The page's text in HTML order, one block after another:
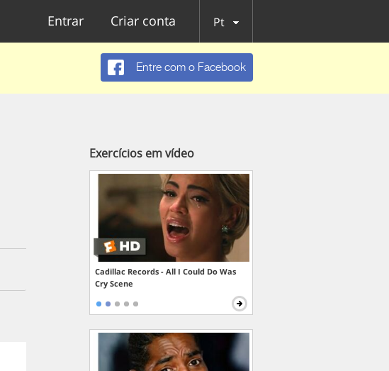
Entrar Criar conta Pt
Entre com o Facebook
Exercícios em vídeo
Cadillac Records - All I Could Do Was
Cry Scene